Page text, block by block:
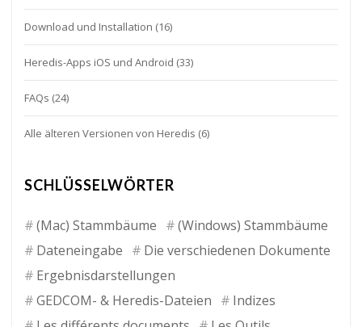
Download und Installation (16)
Heredis-Apps iOS und Android (33)
FAQs (24)
Alle älteren Versionen von Heredis (6)
SCHLÜSSELWÖRTER
(Mac) Stammbäume
(Windows) Stammbäume
Dateneingabe
Die verschiedenen Dokumente
Ergebnisdarstellungen
GEDCOM- & Heredis-Dateien
Indizes